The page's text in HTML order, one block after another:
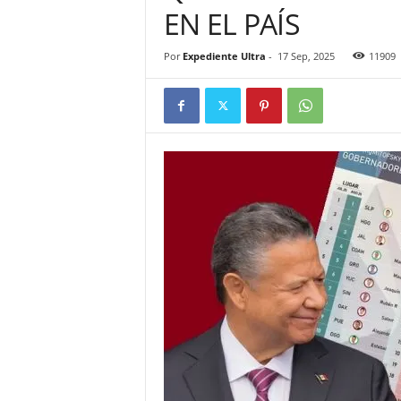
EN EL PAÍS
Por Expediente Ultra - 17 Sep, 2025 11909